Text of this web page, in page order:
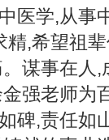
学,从事
,希望祖
谋事在人
强老师为
碑,责任如